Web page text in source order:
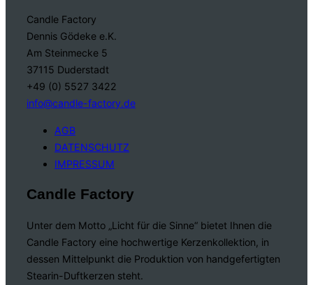
Candle Factory
Dennis Gödeke e.K.
Am Steinmecke 5
37115 Duderstadt
+49 (0) 5527 3422
info@candle-factory.de
AGB
DATENSCHUTZ
IMPRESSUM
Candle Factory
Unter dem Motto „Licht für die Sinne“ bietet Ihnen die
Candle Factory eine hochwertige Kerzenkollektion, in
dessen Mittelpunkt die Produktion von handgefertigten
Stearin-Duftkerzen steht.